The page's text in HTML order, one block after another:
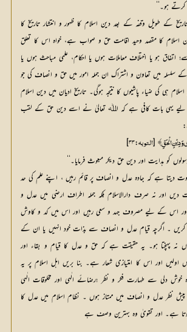
ہو۔‘‘
کے طویل وقفہ کے بعد دین اسلام کا ظہور و انتشار تاریخ کا
اسلام کا مقصد وحید اقامت حق و صواب ہے، خواہ اس کا تعلق
اتفاق ہو یا اختلاف معاملات ہوں یا احکام، علمی مباحث ہوں یا
کے سلسلہ میں تعاون و اشتراک ان جملہ امور میں حق و انصاف کی جو
ہی کی ضیاء پاشیوں کا نتیجہ ہوگی۔ تاریخ ادیان میں دین اسلام
یہی بات کافی ہے کہ اﷲ تعالیٰ نے اسے دین حق کے لقب
وَدِیْنِ الْحَقِّ﴾ [التوبہ:۳۳]
کو ہدایت اور دین حق دیکر مبعوث فرمایا۔‘‘
دیتا ہے کہ جادہ عدل و انصاف پر قائم رہیں ، اپنے علم کی حد
اور نہ صرف دارالاسلام بلکہ جملہ اطراف ارضی میں عدل و
اور اس کے لیے مصروف جہد و سعی رہیں اور اس میں کد و کاوش
کریں ۔ اگرچہ قیام عدل و انصاف سے بذات خود انہیں یا ان کے
نہ پہنچتا ہو۔ یہ حقیقت ہے کہ حق و عدل کا قیام و بقاء اور
اور اس کا امتیازی شعار ہے۔ بنا بریں اہل اسلام پر یہ
خوش دلی سے طہارت فکر و نظر ؛رضائے الٰہی اور مخلوقات الٰہی
نظر عدل و انصاف میں ممتاز ہوں ۔ نظام اسلام میں عدل کا
ہے۔ اور تقویٰ وہ بہترین وصف ہے